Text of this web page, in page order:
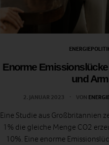
Enorme Emissionslücke
und Arm
2. JANUAR 2023 VON
Eine Studie aus Großbritannien
1% die gleiche Menge CO2
10%. Eine enorme